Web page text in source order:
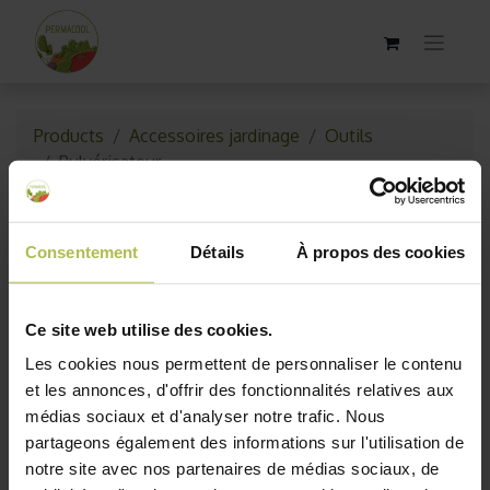
Consentement Détails À propos des cookies
Ce site web utilise des cookies.
Les cookies nous permettent de personnaliser le contenu
et les annonces, d'offrir des fonctionnalités relatives aux
médias sociaux et d'analyser notre trafic. Nous
partageons également des informations sur l'utilisation de
notre site avec nos partenaires de médias sociaux, de
Products Accessoires jardinage
Outils
Pulvérisateur